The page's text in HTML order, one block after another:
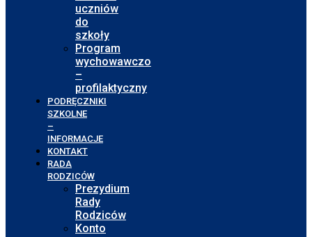
uczniów
do
szkoły
Program
wychowawczo
–
profilaktyczny
PODRĘCZNIKI
SZKOLNE
–
INFORMACJE
KONTAKT
RADA
RODZICÓW
Prezydium
Rady
Rodziców
Konto